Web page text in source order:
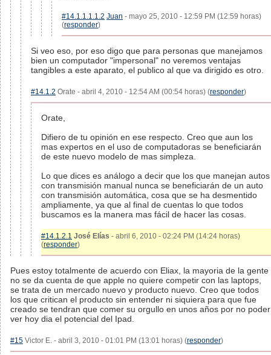
#14.1.1.1.1.2 Juan - mayo 25, 2010 - 12:59 PM (12:59 horas)
(responder)
Si veo eso, por eso digo que para personas que manejamos
bien un computador "impersonal" no veremos ventajas
tangibles a este aparato, el publico al que va dirigido es otro.
#14.1.2 Orate - abril 4, 2010 - 12:54 AM (00:54 horas) (responder)
Orate,
Difiero de tu opinión en ese respecto. Creo que aun los
mas expertos en el uso de computadoras se beneficiarán
de este nuevo modelo de mas simpleza.
Lo que dices es análogo a decir que los que manejan autos
con transmisión manual nunca se beneficiarán de un auto
con transmisión automática, cosa que se ha desmentido
ampliamente, ya que al final de cuentas lo que todos
buscamos es la manera mas fácil de hacer las cosas.
#14.1.2.1 José Elías - abril 6, 2010 - 02:24 PM (14:24 horas)
(responder)
Pues estoy totalmente de acuerdo con Eliax, la mayoria de la gente
no se da cuenta de que apple no quiere competir con las laptops,
se trata de un mercado nuevo y producto nuevo. Creo que todos
los que critican el producto sin entender ni siquiera para que fue
creado se tendran que comer su orgullo en unos años por no poder
ver hoy dia el potencial del Ipad.
#15 Victor E. - abril 3, 2010 - 01:01 PM (13:01 horas) (responder)